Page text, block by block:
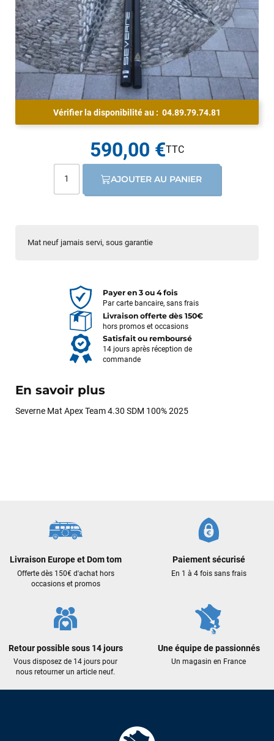
Mat neuf jamais servi, sous garantie
Vérifier la disponibilité au : 04.89.79.74.81
590,00 €
AJOUTER AU PANIER
Payer en 3 ou 4 fois
Par carte bancaire, sans frais
Livraison offerte dès 150€
hors promos et occasions
Satisfait ou remboursé
14 jours après réception de
commande
En savoir plus
Severne Mat Apex Team 4.30 SDM 100% 2025
Livraison Europe et Dom tom
Offerte dès 150€ d'achat hors
occasions et promos
Paiement sécurisé
En 1 à 4 fois sans frais
Retour possible sous 14 jours
Vous disposez de 14 jours pour
nous retourner un article neuf.
Une équipe de passionnés
Un magasin en France
commande validée, le magasin m’a appelé pour confirmer
avec moi les caractéristiques des équipements, me conseiller
sur le matériel à choisir, et m’a même offert du matériel en
plus. Niveau réactivité, c’est au top : la commande est partie
le lendemain, et j’ai bien reçu tout le matériel dans un colis
propre et soigné. Plus qu’à tester ça sur l’eau ! Je
recommande vivement ce magasin pour son
Cela faisait 6 mois que je galérais à remplacer ma board eux
m'ont trouvé une pépite à laquelle je n'aurais jamais pensé !